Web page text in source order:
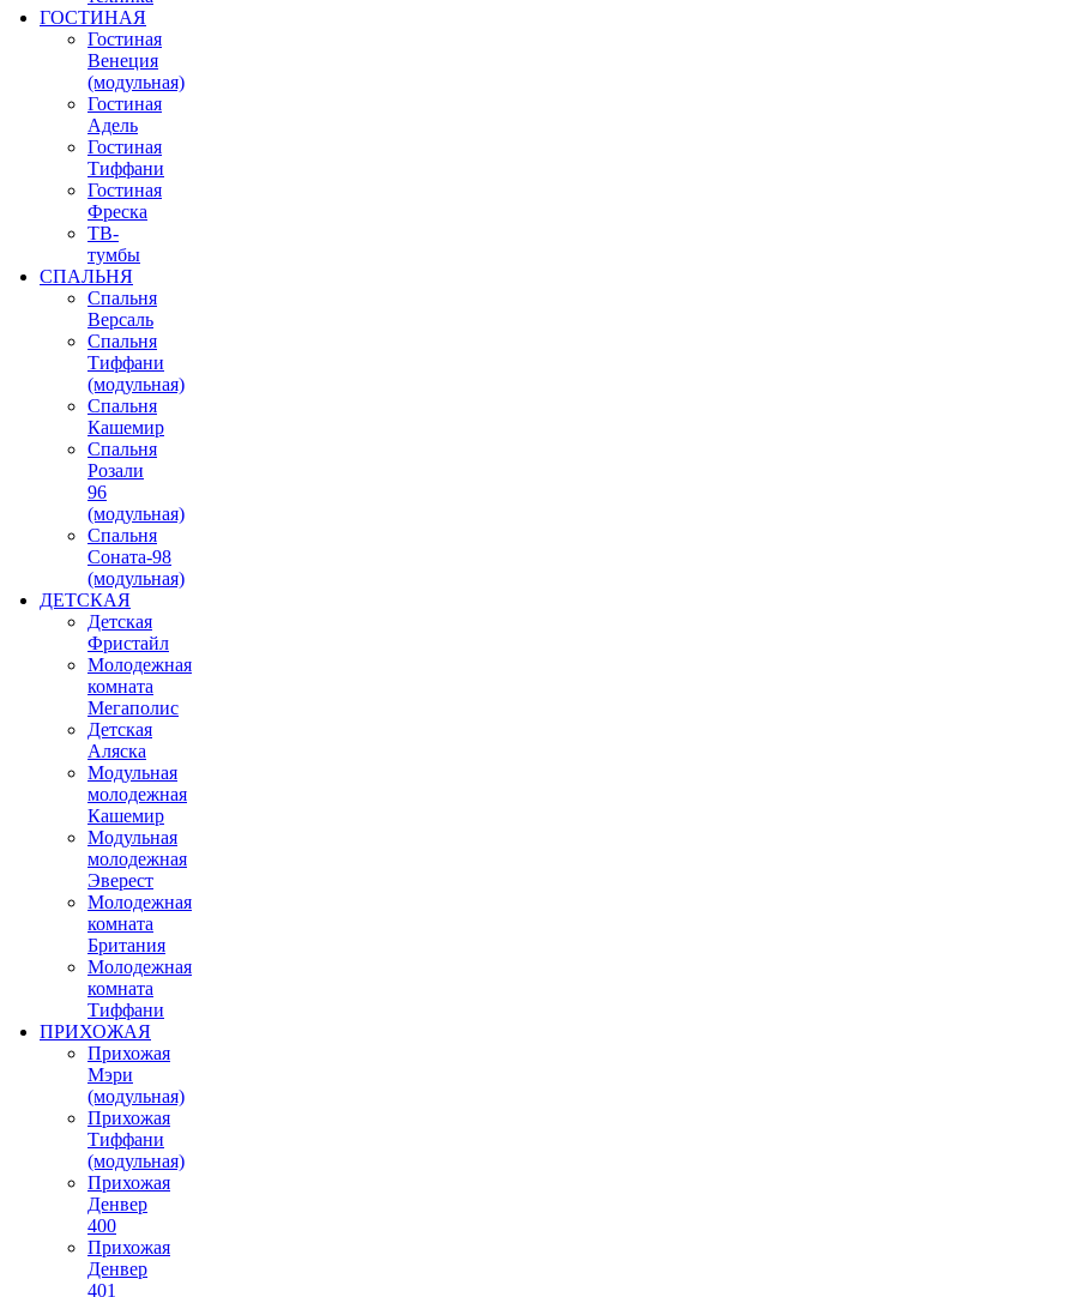
ГОСТИНАЯ
Гостиная
Венеция
(модульная)
Гостиная
Адель
Гостиная
Тиффани
Гостиная
Фреска
ТВ-
тумбы
СПАЛЬНЯ
Спальня
Версаль
Спальня
Тиффани
(модульная)
Спальня
Кашемир
Спальня
Розали
96
(модульная)
Спальня
Соната-98
(модульная)
ДЕТСКАЯ
Детская
Фристайл
Молодежная
комната
Мегаполис
Детская
Аляска
Модульная
молодежная
Кашемир
Модульная
молодежная
Эверест
Молодежная
комната
Британия
Молодежная
комната
Тиффани
ПРИХОЖАЯ
Прихожая
Мэри
(модульная)
Прихожая
Тиффани
(модульная)
Прихожая
Денвер
400
Прихожая
Денвер
401